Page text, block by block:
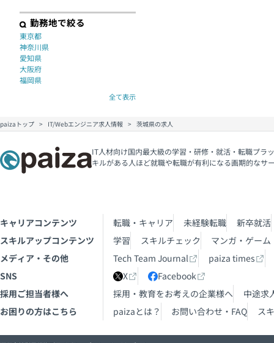
勤務地で絞る
東京都
神奈川県
愛知県
大阪府
福岡県
全て表示
paizaトップ IT/Webエンジニア求人情報 茨城県の求人
IT人材向け国内最大級の学習・研修・就活・転職プラ
キルがある人ほど就職や転職が有利になる画期的なサ
キャリアコンテンツ 転職・キャリア 未経験転職
新卒就活
スキルアップコンテンツ
学習 スキルチェック
マンガ・ゲーム
メディア・その他
Tech Team Journal
paiza times
SNS
X
Facebook
採用ご担当者様へ
採用・教育をお考えの企業様へ
中途求
お困りの方はこちら
paizaとは？ お問い合わせ・FAQ ス